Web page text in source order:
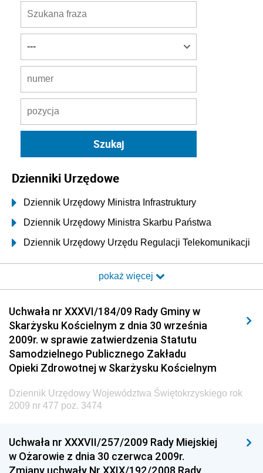
Dzienniki Urzędowe
Dziennik Urzędowy Ministra Infrastruktury
Dziennik Urzędowy Ministra Skarbu Państwa
Dziennik Urzędowy Urzędu Regulacji Telekomunikacji
Dziennik Urzędowy Ministra Transportu i Budownictwa
Elektronicznej
Dziennik Urzędowy Ministra Spraw Wewnętrznych i
Administracji
Dziennik Urzędowy Ministra Transportu
Dziennik Urzędowy Ministra Budownictwa
Dziennik Urzędowy Ministra Nauki i Szkolnictwa
Dziennik Urzędowy Głównego Urzędu Miar
Dziennik Urzędowy Ministra Rolnictwa i Rozwoju Wsi
pokaż więcej
Uchwała nr XXXVI/184/09 Rady Gminy w
Skarżysku Kościelnym z dnia 30 września
2009r. w sprawie zatwierdzenia Statutu
Samodzielnego Publicznego Zakładu
Opieki Zdrowotnej w Skarżysku Kościelnym
Dziennik Urzędowy Województwa Świętokrzyskiego rok
2009 nr 477 poz. 3474
Uchwała nr XXXVII/257/2009 Rady Miejskiej
w Ożarowie z dnia 30 czerwca 2009r.
Zmiany uchwały Nr XXIX/192/2008 Rady